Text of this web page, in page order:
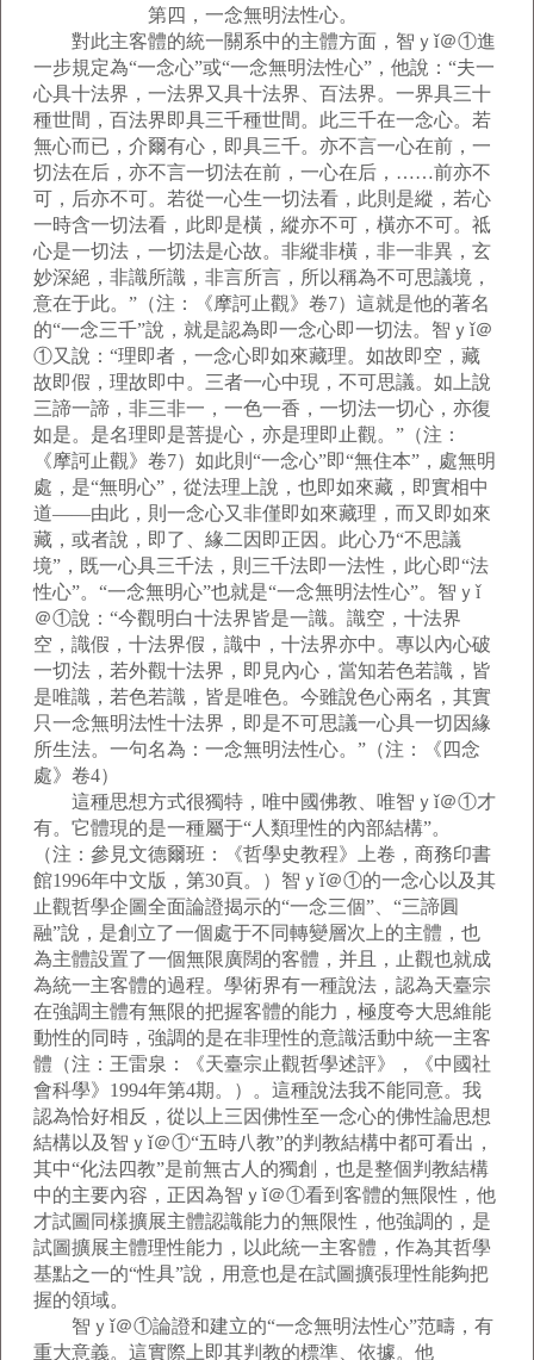
第四，一念無明法性心。
對此主客體的統一關系中的主體方面，智ｙǐ＠①進
一步規定為“一念心”或“一念無明法性心”，他說：“夫一
心具十法界，一法界又具十法界、百法界。一界具三十
種世間，百法界即具三千種世間。此三千在一念心。若
無心而已，介爾有心，即具三千。亦不言一心在前，一
切法在后，亦不言一切法在前，一心在后，……前亦不
可，后亦不可。若從一心生一切法看，此則是縱，若心
一時含一切法看，此即是橫，縱亦不可，橫亦不可。祗
心是一切法，一切法是心故。非縱非橫，非一非異，玄
妙深絕，非識所識，非言所言，所以稱為不可思議境，
意在于此。”（注：《摩訶止觀》卷7）這就是他的著名
的“一念三千”說，就是認為即一念心即一切法。智ｙǐ＠
①又說：“理即者，一念心即如來藏理。如故即空，藏
故即假，理故即中。三者一心中現，不可思議。如上說
三諦一諦，非三非一，一色一香，一切法一切心，亦復
如是。是名理即是菩提心，亦是理即止觀。”（注：
《摩訶止觀》卷7）如此則“一念心”即“無住本”，處無明
處，是“無明心”，從法理上說，也即如來藏，即實相中
道——由此，則一念心又非僅即如來藏理，而又即如來
藏，或者說，即了、緣二因即正因。此心乃“不思議
境”，既一心具三千法，則三千法即一法性，此心即“法
性心”。“一念無明心”也就是“一念無明法性心”。智ｙǐ
＠①說：“今觀明白十法界皆是一識。識空，十法界
空，識假，十法界假，識中，十法界亦中。專以內心破
一切法，若外觀十法界，即見內心，當知若色若識，皆
是唯識，若色若識，皆是唯色。今雖說色心兩名，其實
只一念無明法性十法界，即是不可思議一心具一切因緣
所生法。一句名為：一念無明法性心。”（注：《四念
處》卷4）
這種思想方式很獨特，唯中國佛教、唯智ｙǐ＠①才
有。它體現的是一種屬于“人類理性的內部結構”。
（注：參見文德爾班：《哲學史教程》上卷，商務印書
館1996年中文版，第30頁。）智ｙǐ＠①的一念心以及其
止觀哲學企圖全面論證揭示的“一念三個”、“三諦圓
融”說，是創立了一個處于不同轉變層次上的主體，也
為主體設置了一個無限廣闊的客體，并且，止觀也就成
為統一主客體的過程。學術界有一種說法，認為天臺宗
在強調主體有無限的把握客體的能力，極度夸大思維能
動性的同時，強調的是在非理性的意識活動中統一主客
體（注：王雷泉：《天臺宗止觀哲學述評》，《中國社
會科學》1994年第4期。）。這種說法我不能同意。我
認為恰好相反，從以上三因佛性至一念心的佛性論思想
結構以及智ｙǐ＠①“五時八教”的判教結構中都可看出，
其中“化法四教”是前無古人的獨創，也是整個判教結構
中的主要內容，正因為智ｙǐ＠①看到客體的無限性，他
才試圖同樣擴展主體認識能力的無限性，他強調的，是
試圖擴展主體理性能力，以此統一主客體，作為其哲學
基點之一的“性具”說，用意也是在試圖擴張理性能夠把
握的領域。
智ｙǐ＠①論證和建立的“一念無明法性心”范疇，有
重大意義。這實際上即其判教的標準、依據。他